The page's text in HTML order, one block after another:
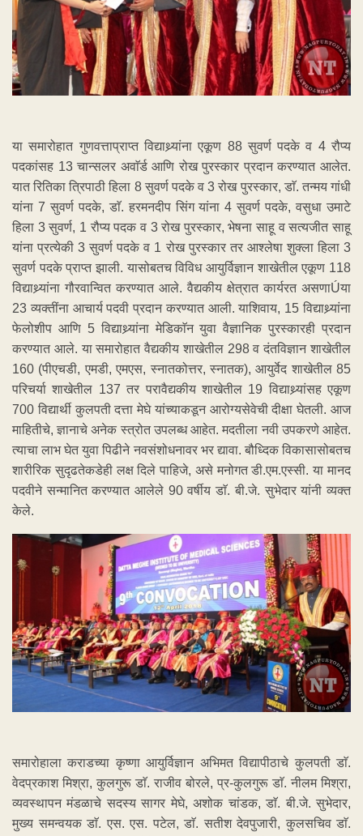
या समारोहात गुणवत्ताप्राप्त विद्याथ्र्यांना एकूण 88 सुवर्ण पदके व 4 रौप्य
पदकांसह 13 चान्सलर अवाॅर्ड आणि रोख पुरस्कार प्रदान करण्यात आलेत.
यात रितिका त्रिपाठी हिला 8 सुवर्ण पदके व 3 रोख पुरस्कार, डाॅ. तन्मय गांधी
यांना 7 सुवर्ण पदके, डाॅ. हरमनदीप सिंग यांना 4 सुवर्ण पदके, वसुधा उमाटे
हिला 3 सुवर्ण, 1 रौप्य पदक व 3 रोख पुरस्कार, भेषना साहू व सत्यजीत साहू
यांना प्रत्येकी 3 सुवर्ण पदके व 1 रोख पुरस्कार तर आश्लेषा शुक्ला हिला 3
सुवर्ण पदके प्राप्त झाली. यासोबतच विविध आयुर्विज्ञान शाखेतील एकूण 118
विद्याथ्र्यांना गौरवान्वित करण्यात आले. वैद्यकीय क्षेत्रात कार्यरत असणाÚया
23 व्यक्तींना आचार्य पदवी प्रदान करण्यात आली. याशिवाय, 15 विद्याथ्र्यांना
फेलोशीप आणि 5 विद्याथ्र्यांना मेडिकाॅन युवा वैज्ञानिक पुरस्कारही प्रदान
करण्यात आले. या समारोहात वैद्यकीय शाखेतील 298 व दंतविज्ञान शाखेतील
160 (पीएचडी, एमडी, एमएस, स्नातकोत्तर, स्नातक), आयुर्वेद शाखेतील 85
परिचर्या शाखेतील 137 तर परावैद्यकीय शाखेतील 19 विद्याथ्र्यांसह एकूण
700 विद्यार्थी कुलपती दत्ता मेघे यांच्याकडून आरोग्यसेवेची दीक्षा घेतली. आज
माहितीचे, ज्ञानाचे अनेक स्त्रोत उपलब्ध आहेत. मदतीला नवी उपकरणे आहेत.
त्याचा लाभ घेत युवा पिढीने नवसंशोधनावर भर द्यावा. बौध्दिक विकासासोबतच
शारीरिक सुदृढतेकडेही लक्ष दिले पाहिजे, असे मनोगत डी.एम.एस्सी. या मानद
पदवीने सन्मानित करण्यात आलेले 90 वर्षीय डाॅ. बी.जे. सुभेदार यांनी व्यक्त
केले.
समारोहाला कराडच्या कृष्णा आयुर्विज्ञान अभिमत विद्यापीठाचे कुलपती डाॅ.
वेदप्रकाश मिश्रा, कुलगुरू डाॅ. राजीव बोरले, प्र-कुलगुरू डाॅ. नीलम मिश्रा,
व्यवस्थापन मंडळाचे सदस्य सागर मेघे, अशोक चांडक, डाॅ. बी.जे. सुभेदार,
मुख्य समन्वयक डाॅ. एस. एस. पटेल, डाॅ. सतीश देवपुजारी, कुलसचिव डाॅ.